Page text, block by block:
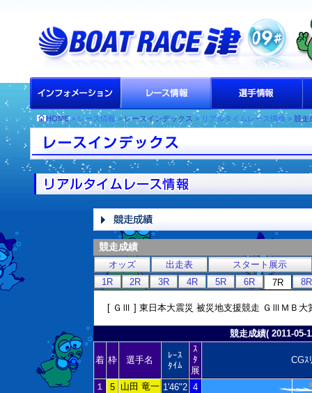
HOME> レース情報 >レースインデックス > リアルタイムレース情報 > 競走
競走成績
オッズ 出走表
スタート展示
1R
2R 3R 4R 5R 6R 7R 8R
[ ＧⅢ ] 東日本大震災 被災地支援競走 ＧⅢＭＢ
競走成績( 2011-05-
着 枠 選手名
ﾚｰｽ
ﾀｲﾑ
ｽ
ﾀ
展
CGｽ
１ 5 山田 竜一 1'46"2 4